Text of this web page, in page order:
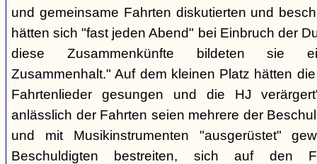
und gemeinsame Fahrten diskutierten und
hätten sich "fast jeden Abend" bei Einbruch der
diese Zusammenkünfte bildeten sie
Zusammenhalt." Auf dem kleinen Platz hätten
Fahrtenlieder gesungen und die HJ
anlässlich der Fahrten seien mehrere der
und mit Musikinstrumenten "ausgerüstet"
Beschuldigten bestreiten, sich auf den